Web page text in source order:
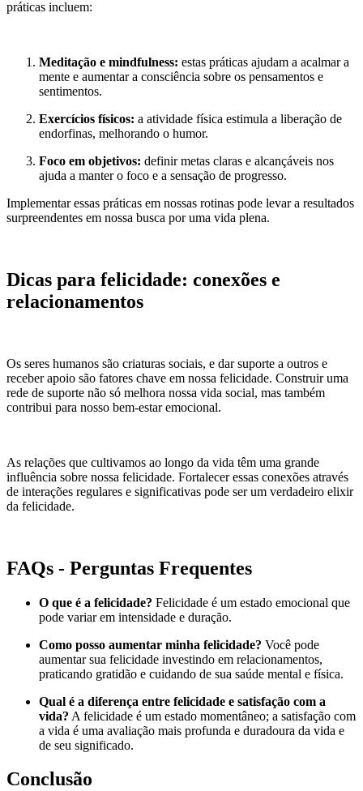
práticas incluem:
Meditação e mindfulness: estas práticas ajudam a acalmar a
mente e aumentar a consciência sobre os pensamentos e
sentimentos.
Exercícios físicos: a atividade física estimula a liberação de
endorfinas, melhorando o humor.
Foco em objetivos: definir metas claras e alcançáveis nos
ajuda a manter o foco e a sensação de progresso.
Implementar essas práticas em nossas rotinas pode levar a resultados
surpreendentes em nossa busca por uma vida plena.
Dicas para felicidade: conexões e
relacionamentos
Os seres humanos são criaturas sociais, e dar suporte a outros e
receber apoio são fatores chave em nossa felicidade. Construir uma
rede de suporte não só melhora nossa vida social, mas também
contribui para nosso bem-estar emocional.
As relações que cultivamos ao longo da vida têm uma grande
influência sobre nossa felicidade. Fortalecer essas conexões através
de interações regulares e significativas pode ser um verdadeiro elixir
da felicidade.
FAQs - Perguntas Frequentes
O que é a felicidade? Felicidade é um estado emocional que
pode variar em intensidade e duração.
Como posso aumentar minha felicidade? Você pode
aumentar sua felicidade investindo em relacionamentos,
praticando gratidão e cuidando de sua saúde mental e física.
Qual é a diferença entre felicidade e satisfação com a
vida? A felicidade é um estado momentâneo; a satisfação com
a vida é uma avaliação mais profunda e duradoura da vida e
de seu significado.
Conclusão